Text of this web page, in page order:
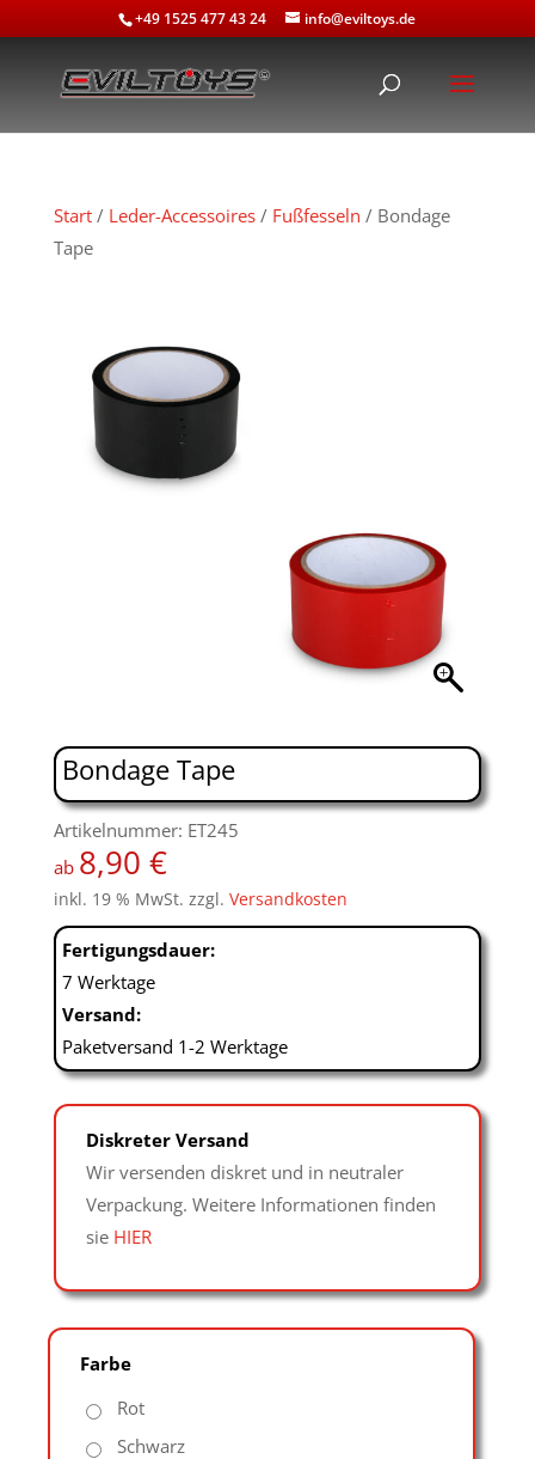
+49 1525 477 43 24 info@eviltoys.de
Start/ Leder-Accessoires/ Fußfesseln / Bondage
Tape
Bondage Tape
Artikelnummer: ET245
ab 8,90 €
inkl. 19 % MwSt. zzgl. Versandkosten
Fertigungsdauer:
7 Werktage
Versand:
Paketversand 1-2 Werktage
Diskreter Versand
Wir versenden diskret und in neutraler
Verpackung. Weitere Informationen finden
sie HIER
Farbe
Rot
Schwarz